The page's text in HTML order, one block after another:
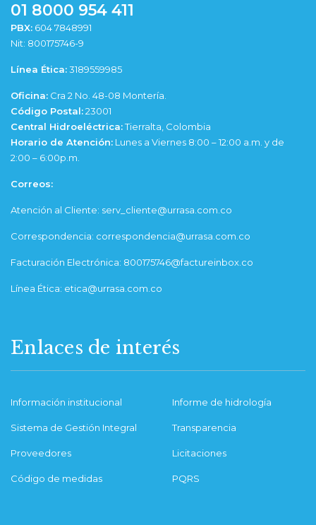
01 8000 954 411
PBX: 604 7848991
Nit: 800175746-9
Línea Ética:3189559985
Oficina: Cra 2 No. 48-08 Montería.
Código Postal:23001
Central Hidroeléctrica:Tierralta, Colombia
Horario de Atención: Lunes a Viernes 8:00 – 12:00 a.m. y de
2:00 – 6:00p.m.
Correos:
Atención al Cliente: serv_cliente@urrasa.com.co
Correspondencia: correspondencia@urrasa.com.co
Facturación Electrónica: 800175746@factureinbox.co
Línea Ética: etica@urrasa.com.co
Enlaces de interés
Información institucional Informe de hidrología
Sistema de Gestión Integral Transparencia
Proveedores Licitaciones
Código de medidas PQRS